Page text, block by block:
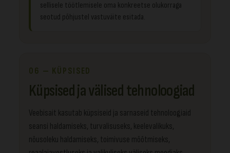
sellisele töötlemisele oma konkreetse olukorraga
seotud põhjustel vastuväite esitada.
06 — KÜPSISED
Küpsised ja välised tehnoloogiad
Veebisait kasutab küpsiseid ja sarnaseid tehnoloogiaid
seansi haldamiseks, turvalisuseks, keelevalikuks,
nõusoleku haldamiseks, toimivuse mõõtmiseks,